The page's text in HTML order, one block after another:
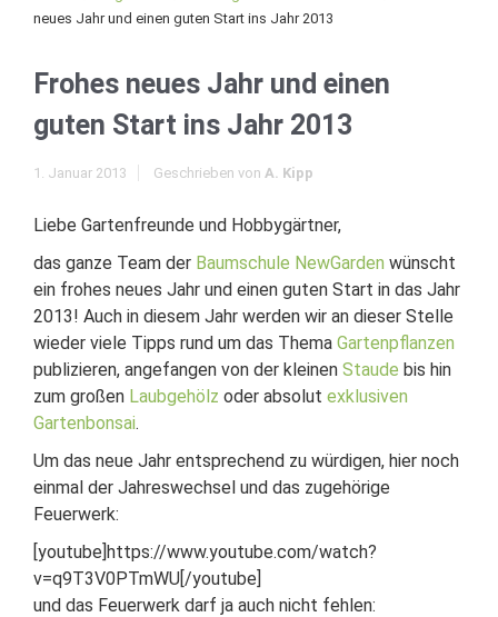
neues Jahr und einen guten Start ins Jahr 2013
Frohes neues Jahr und einen
guten Start ins Jahr 2013
1. Januar 2013 Geschrieben von A. Kipp
Liebe Gartenfreunde und Hobbygärtner,
das ganze Team der Baumschule NewGarden wünscht
ein frohes neues Jahr und einen guten Start in das Jahr
2013! Auch in diesem Jahr werden wir an dieser Stelle
wieder viele Tipps rund um das Thema Gartenpflanzen
publizieren, angefangen von der kleinen Staude bis hin
zum großen Laubgehölz oder absolut exklusiven
Gartenbonsai.
Um das neue Jahr entsprechend zu würdigen, hier noch
einmal der Jahreswechsel und das zugehörige
Feuerwerk:
[youtube]https://www.youtube.com/watch?
v=q9T3V0PTmWU[/youtube]
und das Feuerwerk darf ja auch nicht fehlen: